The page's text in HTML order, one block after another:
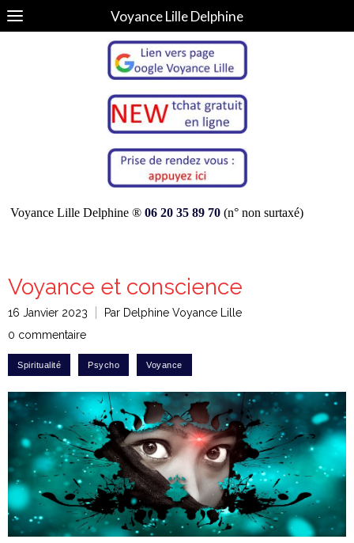
Voyance Lille Delphine
Voyance Lille Delphine ® 06 20 35 89 70 (n° non surtaxé)
Voyance et conscience
16 Janvier 2023
Par Delphine Voyance Lille
0 commentaire